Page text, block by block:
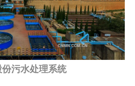
份污水处理系统